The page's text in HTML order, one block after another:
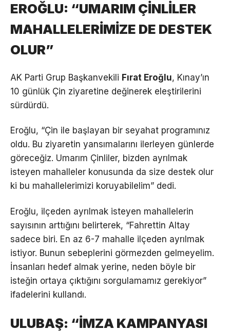
EROĞLU: “UMARIM ÇİNLİLER
MAHALLELERİMİZE DE DESTEK
OLUR”
AK Parti Grup Başkanvekili Fırat Eroğlu, Kınay’ın
10 günlük Çin ziyaretine değinerek eleştirilerini
sürdürdü.
Eroğlu, “Çin ile başlayan bir seyahat programınız
oldu. Bu ziyaretin yansımalarını ilerleyen günlerde
göreceğiz. Umarım Çinliler, bizden ayrılmak
isteyen mahalleler konusunda da size destek olur
ki bu mahallelerimizi koruyabilelim” dedi.
Eroğlu, ilçeden ayrılmak isteyen mahallelerin
sayısının arttığını belirterek, “Fahrettin Altay
sadece biri. En az 6-7 mahalle ilçeden ayrılmak
istiyor. Bunun sebeplerini görmezden gelmeyelim.
İnsanları hedef almak yerine, neden böyle bir
isteğin ortaya çıktığını sorgulamamız gerekiyor”
ifadelerini kullandı.
ULUBAŞ: “İMZA KAMPANYASI